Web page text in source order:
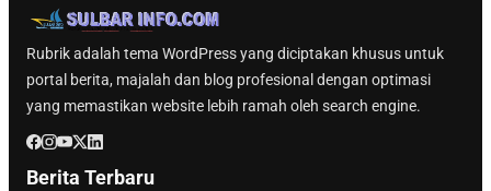
Rubrik adalah tema WordPress yang diciptakan khusus untuk
portal berita, majalah dan blog profesional dengan optimasi
yang memastikan website lebih ramah oleh search engine.
Berita Terbaru